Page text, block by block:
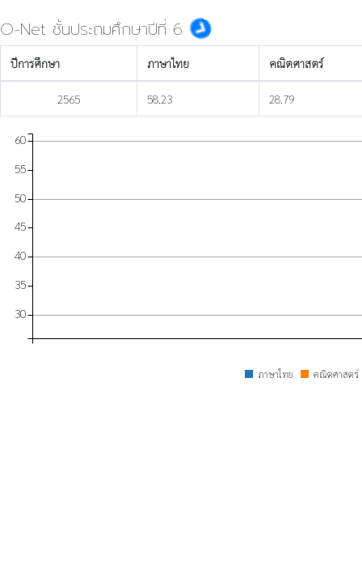
O-Net ชั้นประถมศึกษาปีที่ 6
ปีการศึกษา ภาษาไทย คณิตศาสตร์
2565 58.23 28.79
30
35
40
45
50
55
60
ภาษาไทย คณิตศาสตร์